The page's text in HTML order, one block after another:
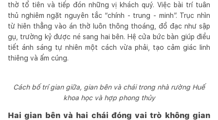
thờ tổ tiên và tiếp đón những vị khách quý. Việc bài trí tuân
thủ nghiêm ngặt nguyên tắc “chính - trung - minh”. Trục nhìn
từ hiên thẳng vào án thờ luôn thông thoáng, đồ đạc như sập
gụ, trường kỷ được né sang hai bên. Hệ cửa bức bàn giúp điều
tiết ánh sáng tự nhiên một cách vừa phải, tạo cảm giác linh
thiêng và ấm cúng.
Cách bố trí gian giữa, gian bên và chái trong nhà rường Huế
khoa học và hợp phong thủy
Hai gian bên và hai chái đóng vai trò không gian